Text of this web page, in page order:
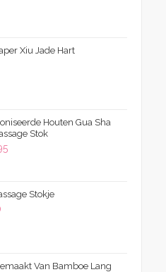
Xiu Jade Hart
Houten Gua Sha
Stok
Huidige
€24,95.Stokje
Huidige
Van Bamboe Lang